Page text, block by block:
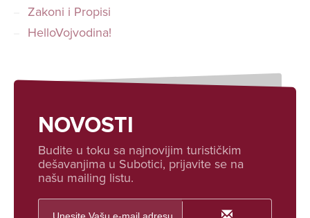
Zakoni i Propisi
HelloVojvodina!
NOVOSTI
Budite u toku sa najnovijim turističkim
dešavanjima u Subotici, prijavite se na
našu mailing listu.